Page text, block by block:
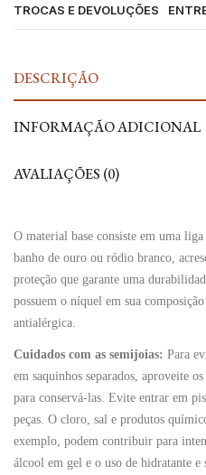
TROCAS E DEVOLUÇÕES
DESCRIÇÃO
INFORMAÇÃO ADICIONAL
AVALIAÇÕES (0)
O material base consiste em uma
banho de ouro ou ródio branco,
proteção que garante uma
possuem o níquel em sua
antialérgica.
Cuidados com as semijoias: Para
em saquinhos separados, aproveite
para conservá-las. Evite entrar em
peças. O cloro, sal e produtos
exemplo, podem contribuir para
álcool em gel e o uso de hidratante e